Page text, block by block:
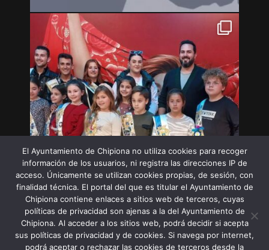
Síguenos en Instagram
El Ayuntamiento de Chipiona no utiliza cookies para recoger
información de los usuarios, ni registra las direcciones IP de
acceso. Únicamente se utilizan cookies propias, de sesión, con
finalidad técnica. El portal del que es titular el Ayuntamiento de
Chipiona contiene enlaces a sitios web de terceros, cuyas
políticas de privacidad son ajenas a la del Ayuntamiento de
Chipiona. Al acceder a los sitios web, podrá decidir si acepta
sus políticas de privacidad y de cookies. Si navega por internet,
podrá aceptar o rechazar las cookies de terceros desde la